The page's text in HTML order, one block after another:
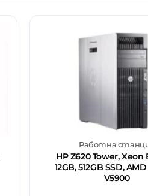
Работна
HP Z620 Tower, Xeon
12GB, 512GB SSD,
V5900